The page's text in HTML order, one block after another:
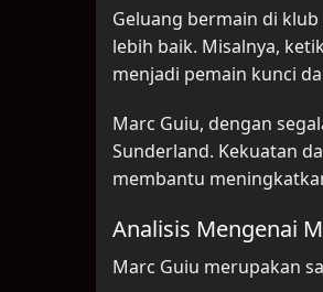
Geluang bermain di
lebih baik. Misalnya,
menjadi pemain kunci
Marc Guiu, dengan
Sunderland. Kekuatan
membantu
Analisis Mengenai
Marc Guiu merupakan